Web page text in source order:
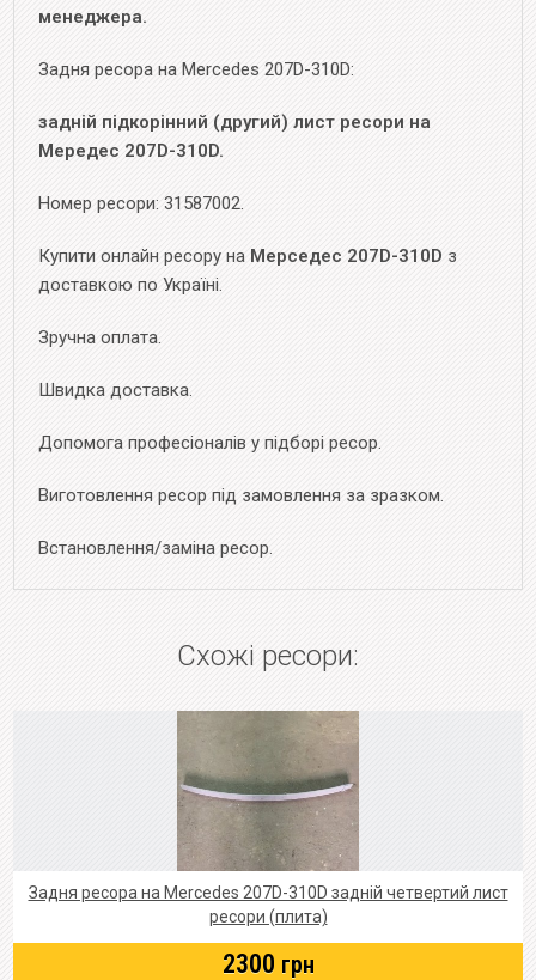
менеджера.
Задня ресора на Mercedes 207D-310D:
задній підкорінний (другий) лист ресори на
Мередес 207D-310D.
Номер ресори: 31587002.
Купити онлайн ресору на Мерседес 207D-310D з
доставкою по Україні.
Зручна оплата.
Швидка доставка.
Допомога професіоналів у підборі ресор.
Виготовлення ресор під замовлення за зразком.
Встановлення/заміна ресор.
Схожі ресори:
Задня ресора на Mercedes 207D-310D задній четвертий лист
ресори (плита)
2300 грн